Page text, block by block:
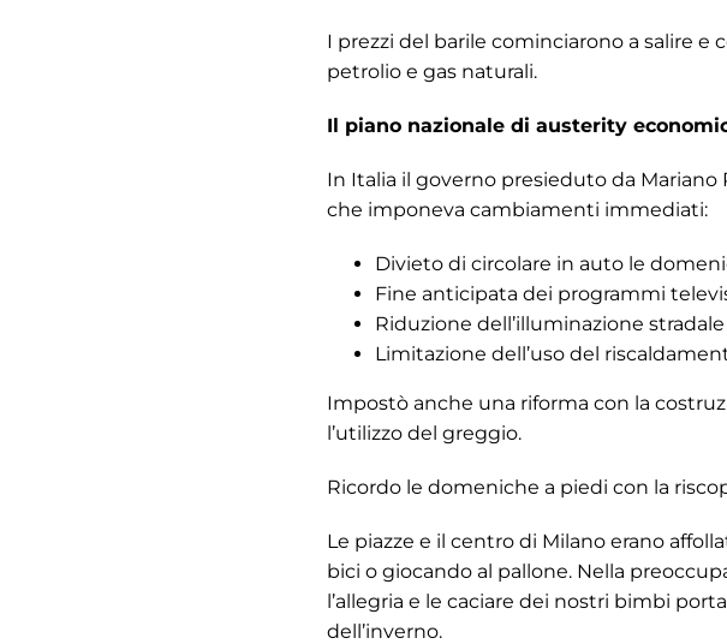
I prezzi del barile cominciarono a salire e
petrolio e gas naturali.
Il piano nazionale di austerity
In Italia il governo presieduto da
che imponeva cambiamenti immediati:
Divieto di circolare in auto le
Fine anticipata dei programmi
Riduzione dell’illuminazione
Limitazione dell’uso del
Impostò anche una riforma con la
l’utilizzo del greggio.
Ricordo le domeniche a piedi con la
Le piazze e il centro di Milano erano
bici o giocando al pallone. Nella
l’allegria e le caciare dei nostri bimbi
dell’inverno.